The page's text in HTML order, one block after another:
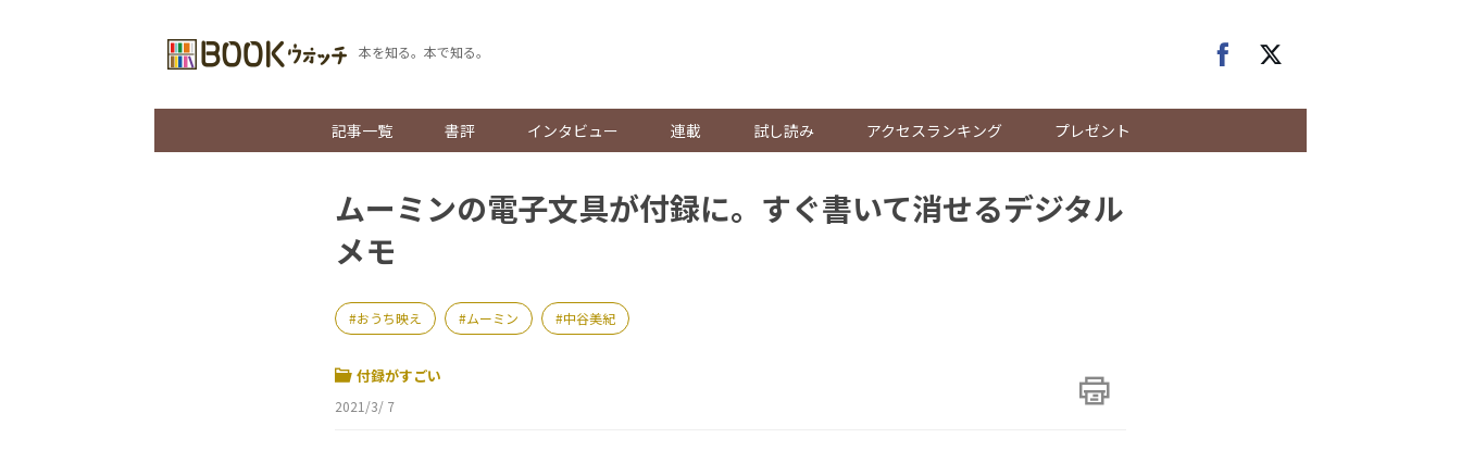
本を知る。本で知る。
記事一覧 書評 インタビュー 連載 試し読み アクセスランキング プレゼント
ムーミンの電子文具が付録に。すぐ書いて消せるデジタル
メモ
おうち映え ムーミン 中谷美紀
付録がすごい
2021/3/ 7